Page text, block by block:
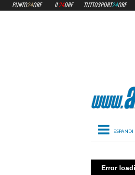
Error
PUNTO24ORE IL24ORE TUTTOSPORT24ORE